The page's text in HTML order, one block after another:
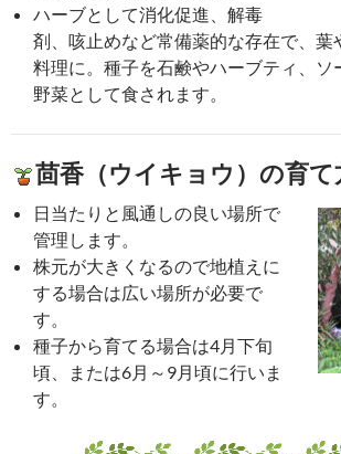
ハーブとして消化促進、解毒
剤、咳止めなど常備薬的な存在で、葉
料理に。種子を石鹸やハーブティ、ソ
野菜として食されます。
茴香（ウイキョウ）の育て
日当たりと風通しの良い場所で
管理します。
株元が大きくなるので地植えに
する場合は広い場所が必要で
す。
種子から育てる場合は4月下旬
頃、または6月～9月頃に行いま
す。